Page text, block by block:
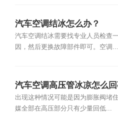
汽车空调结冰怎么办？
汽车空调结冰需要找专业人员检查
因，然后更换故障部件即可。空调...
汽车空调高压管冰凉怎么
出现这种情况可能是因为膨胀阀堵
媒全部在高压部分只有少量回低...